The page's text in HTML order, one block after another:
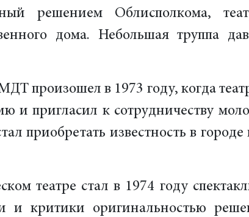
решением Облисполкома,
дома. Небольшая труппа
произошел в 1973 году, когда
и пригласил к сотрудничеству
приобретать известность в городе
театре стал в 1974 году
и критики оригинальностью